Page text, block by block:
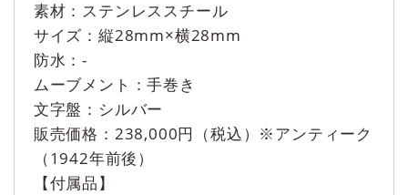
素材：ステンレススチール
サイズ：縦28mm×横28mm
防水：-
ムーブメント：手巻き
文字盤：シルバー
販売価格：238,000円（税込）※アンティーク
（1942年前後）
【付属品】